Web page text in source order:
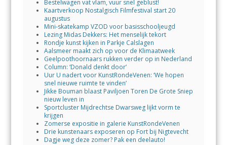
Bestelwagen vat vlam, vuur snel geblust!
Kaartverkoop Nostalgisch Filmfestival start 20
augustus
Mini-skatekamp VZOD voor basisschooljeugd
Lezing Midas Dekkers: Het menselijk tekort
Rondje kunst kijken in Parkje Calslagen
Aalsmeer maakt zich op voor de Klimaatweek
Geelpoothoornaars rukken verder op in Nederland
Column: ‘Donald denkt door’
Uur U nadert voor KunstRondeVenen: ‘We hopen
snel nieuwe ruimte te vinden’
Jikke Bouman blaast Paviljoen Toren De Grote Sniep
nieuw leven in
Sportcluster Mijdrechtse Dwarsweg lijkt vorm te
krijgen
Zomerse expositie in galerie KunstRondeVenen
Drie kunstenaars exposeren op Fort bij Nigtevecht
Dagje weg deze zomer? Pak een deelauto!